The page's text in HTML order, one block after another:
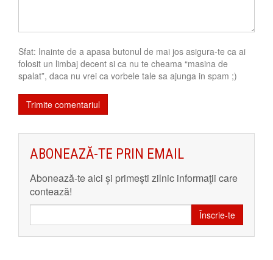
Sfat: Inainte de a apasa butonul de mai jos asigura-te ca ai
folosit un limbaj decent si ca nu te cheama “masina de
spalat”, daca nu vrei ca vorbele tale sa ajunga in spam ;)
ABONEAZĂ-TE PRIN EMAIL
Abonează-te aici și primeşti zilnic informaţii care
contează!
Înscrie-te